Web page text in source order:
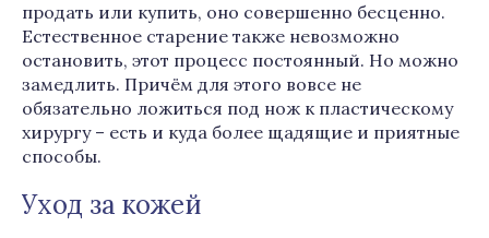
продать или купить, оно совершенно бесценно.
Естественное старение также невозможно
остановить, этот процесс постоянный. Но можно
замедлить. Причём для этого вовсе не
обязательно ложиться под нож к пластическому
хирургу – есть и куда более щадящие и приятные
способы.
Уход за кожей